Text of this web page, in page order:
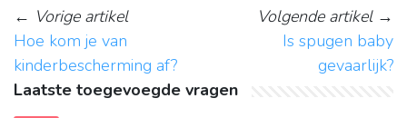
← Vorige artikel
Hoe kom je van
kinderbescherming af?
Volgende artikel→
Is spugen baby
gevaarlijk?
Laatste toegevoegde vragen